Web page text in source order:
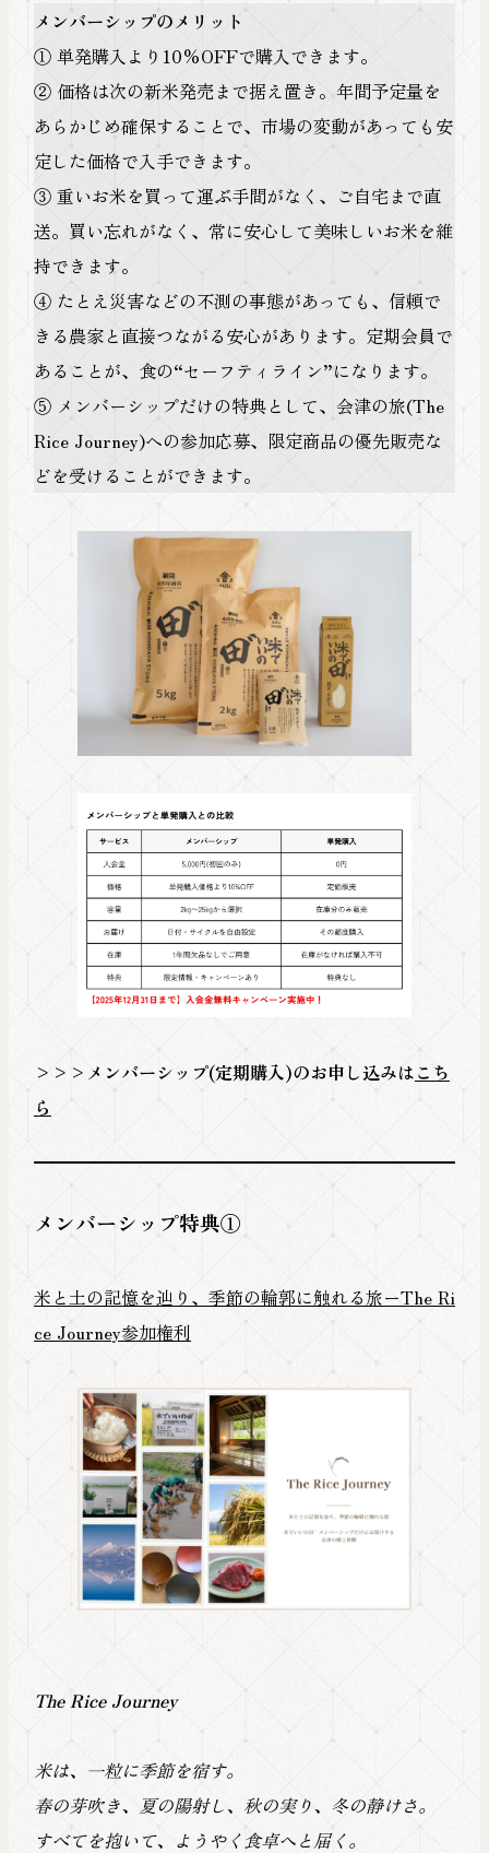
日本的地域
メンバーシップのメリット
① 単発購入より10%OFFで購入できます。
② 価格は次の新米発売まで据え置き。年間予定量を
あらかじめ確保することで、市場の変動があっても安
定した価格で入手できます。
③ 重いお米を買って運ぶ手間がなく、ご自宅まで直
送。買い忘れがなく、常に安心して美味しいお米を維
持できます。
④ たとえ災害などの不測の事態があっても、信頼で
きる農家と直接つながる安心があります。定期会員で
あることが、食の“セーフティライン”になります。
⑤ メンバーシップだけの特典として、会津の旅(The
Rice Journey)への参加応募、限定商品の優先販売な
どを受けることができます。
>>>メンバーシップ(定期購入)のお申し込みはこち
ら
メンバーシップ特典①
米と土の記憶を辿り、季節の輪郭に触れる旅ーThe Ri
ce Journey参加権利
The Rice Journey
米は、一粒に季節を宿す。
春の芽吹き、夏の陽射し、秋の実り、冬の静けさ。
すべてを抱いて、ようやく食卓へと届く。